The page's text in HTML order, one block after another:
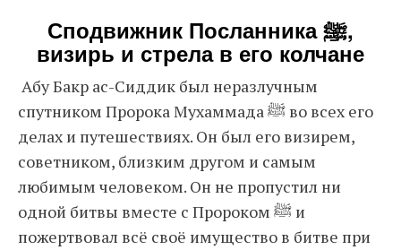
Сподвижник Посланника ﷺ,
визирь и стрела в его колчане
Абу Бакр ас-Сиддик был неразлучным
спутником Пророка Мухаммада ﷺ во всех его
делах и путешествиях. Он был его визирем,
советником, близким другом и самым
любимым человеком. Он не пропустил ни
одной битвы вместе с Пророком ﷺ и
пожертвовал всё своё имущество в битве при